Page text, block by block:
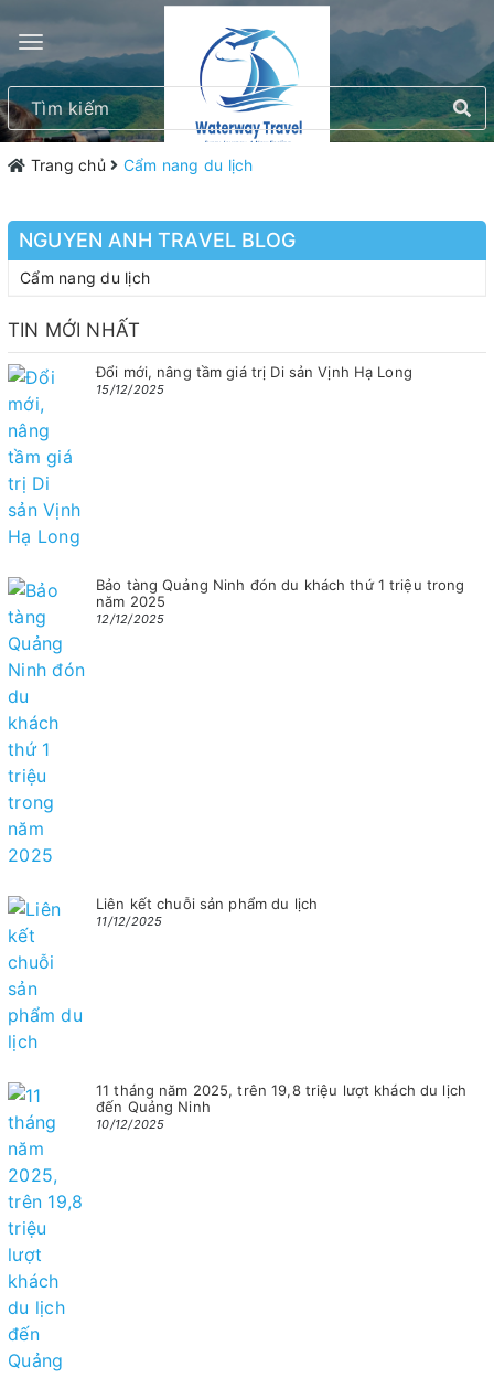
Trang chủ Cẩm nang du lịch
NGUYEN ANH TRAVEL BLOG
Cẩm nang du lịch
TIN MỚI NHẤT
Đổi mới, nâng tầm giá trị Di sản Vịnh Hạ Long
15/12/2025
Bảo tàng Quảng Ninh đón du khách thứ 1 triệu trong
năm 2025
12/12/2025
Liên kết chuỗi sản phẩm du lịch
11/12/2025
11 tháng năm 2025, trên 19,8 triệu lượt khách du lịch
đến Quảng Ninh
10/12/2025